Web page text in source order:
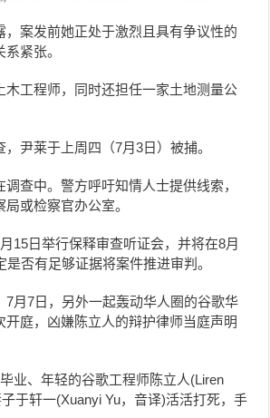
，案发前她正处于激烈且具有争议性的
紧张。
木工程师，同时还担任一家土地测量公
，尹莱于上周四 （7月3日）被捕。
调查中。警方呼吁知情人士提供线索，
或检察官办公室。
15日举行保释审查听证会，并将在8月
是否有足够证据将案件推进审判。
7月7日，另外一起轰动华人圈的谷歌华
开庭，凶嫌陈立人的辩护律师当庭声明
业、年轻的谷歌工程师陈立人(Liren
于轩一(Xuanyi Yu，音译)活活打死，手